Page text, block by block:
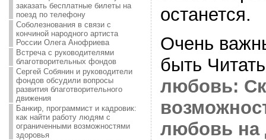
заказать бесплатные билеты на
поезд по телефону
Соболезнования в связи с
кончиной народного артиста
России Олега Анофриева
Встреча с руководителями
благотворительных фондов
Сергей Собянин и руководители
фондов обсудили вопросы
развития благотворительного
движения
Банкир, программист и кадровик:
как найти работу людям с
ограниченными возможностями
здоровья
останется.
Очень
быть
любовь:
любовь на